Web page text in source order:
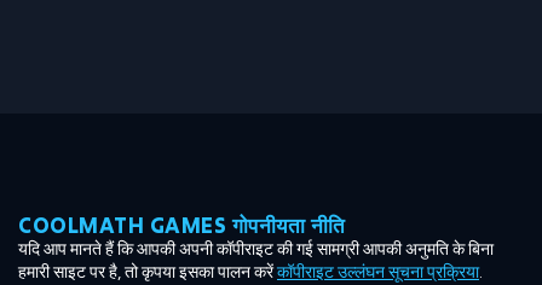
COOLMATH GAMES गोपनीयता नीति
यदि आप मानते हैं कि आपकी अपनी कॉपीराइट की गई सामग्री आपकी अनुमति के बिना
हमारी साइट पर है, तो कृपया इसका पालन करेंकॉपीराइट उल्लंघन सूचना प्रक्रिया.